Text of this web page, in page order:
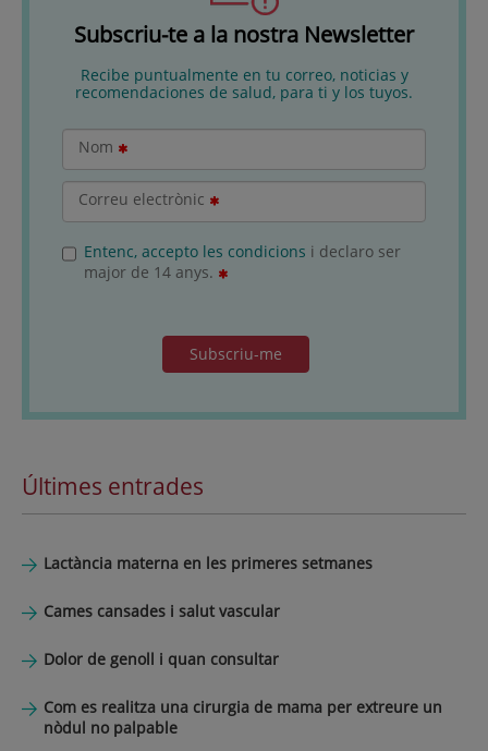
Subscriu-te a la nostra Newsletter
Recibe puntualmente en tu correo, noticias y
recomendaciones de salud, para ti y los tuyos.
Nom
Correu electrònic
Entenc, accepto les condicions i declaro ser
major de 14 anys.
Subscriu-me
Últimes entrades
Lactància materna en les primeres setmanes
Cames cansades i salut vascular
Dolor de genoll i quan consultar
Com es realitza una cirurgia de mama per extreure un
nòdul no palpable